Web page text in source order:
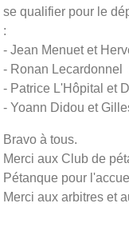
se qualifier pour le
:
- Jean Menuet et
- Ronan Lecardonnel
- Patrice L'Hôpital et
- Yoann Didou et
Bravo à tous.
Merci aux Club de
Pétanque pour
Merci aux arbitres et